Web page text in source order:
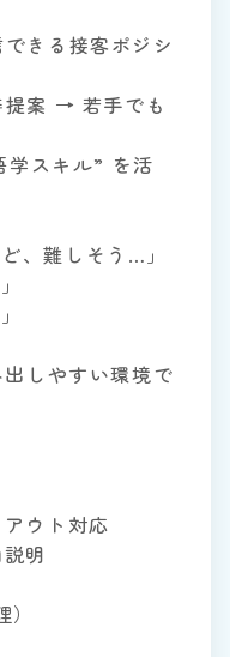
きる接客ポジシ
提案 → 若手でも
スキル” を活
、難しそう…」
しやすい環境で
ウト対応
明